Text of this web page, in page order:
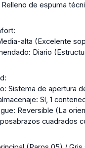
Relleno de espuma
alta (Excelente
Diario
Sistema de apertura
Sí, 1
Reversible (La
cuadrados